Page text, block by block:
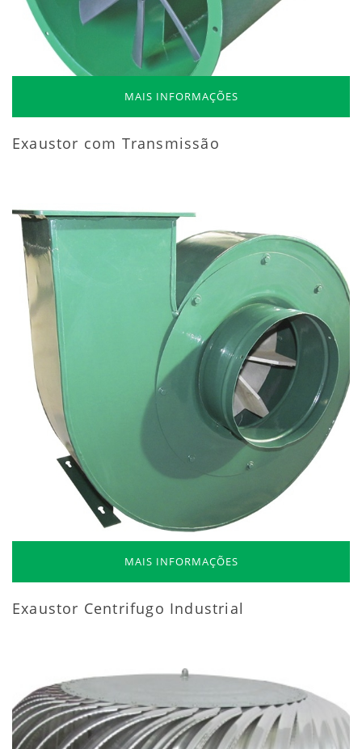
MAIS INFORMAÇÕES
Exaustor com Transmissão
MAIS INFORMAÇÕES
Exaustor Centrifugo Industrial